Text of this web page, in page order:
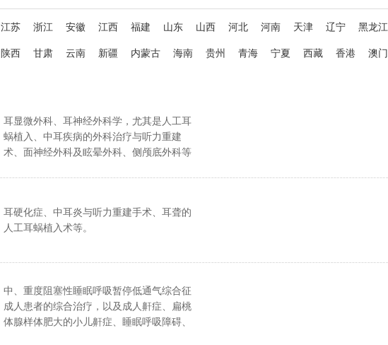
江苏 浙江 安徽 江西 福建 山东 山西 河北 河南 天津 辽宁 黑龙江
陕西 甘肃 云南 新疆 内蒙古 海南 贵州 青海 宁夏 西藏 香港 澳门
耳显微外科、耳神经外科学，尤其是人工耳
蜗植入、中耳疾病的外科治疗与听力重建
术、面神经外科及眩晕外科、侧颅底外科等
听力重建、眩晕、单纯性甲状腺肿、弥漫性
甲状腺肿等疾病的诊治。
耳硬化症、中耳炎与听力重建手术、耳聋的
人工耳蜗植入术等。
中、重度阻塞性睡眠呼吸暂停低通气综合征
成人患者的综合治疗，以及成人鼾症、扁桃
体腺样体肥大的小儿鼾症、睡眠呼吸障碍、